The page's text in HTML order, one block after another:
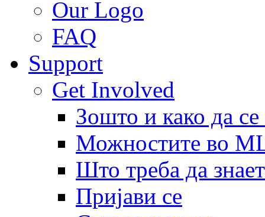
Our Logo
FAQ
Support
Get Involved
Зошто и како да
Можностите во
Што треба да
Пријави се